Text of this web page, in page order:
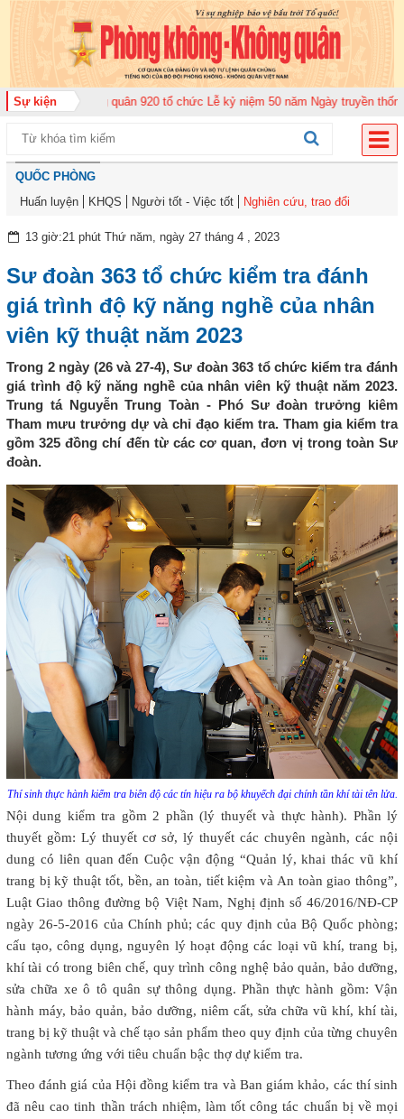
Sự kiện
đoàn Không quân 920 tổ chức Lễ kỷ niệm 50 năm Ngày truyền thống
QUỐC PHÒNG
Huấn luyện
KHQS Người tốt - Việc tốt Nghiên cứu, trao đổi
13 giờ:21 phút Thứ năm, ngày 27 tháng 4 , 2023
Sư đoàn 363 tổ chức kiểm tra đánh
giá trình độ kỹ năng nghề của nhân
viên kỹ thuật năm 2023
Trong 2 ngày (26 và 27-4), Sư đoàn 363 tổ chức kiểm tra đánh
giá trình độ kỹ năng nghề của nhân viên kỹ thuật năm 2023.
Trung tá Nguyễn Trung Toàn - Phó Sư đoàn trưởng kiêm
Tham mưu trưởng dự và chỉ đạo kiểm tra. Tham gia kiểm tra
gồm 325 đồng chí đến từ các cơ quan, đơn vị trong toàn Sư
đoàn.
Thí sinh thực hành kiểm tra biên độ các tín hiệu ra bộ khuyếch đại chính tần khí tài tên lửa.
Nội dung kiểm tra gồm 2 phần (lý thuyết và thực hành). Phần lý
thuyết gồm: Lý thuyết cơ sở, lý thuyết các chuyên ngành, các nội
dung có liên quan đến Cuộc vận động “Quản lý, khai thác vũ khí
trang bị kỹ thuật tốt, bền, an toàn, tiết kiệm và An toàn giao thông”,
Luật Giao thông đường bộ Việt Nam, Nghị định số 46/2016/NĐ-CP
ngày 26-5-2016 của Chính phủ; các quy định của Bộ Quốc phòng;
cấu tạo, công dụng, nguyên lý hoạt động các loại vũ khí, trang bị,
khí tài có trong biên chế, quy trình công nghệ bảo quản, bảo dưỡng,
sửa chữa xe ô tô quân sự thông dụng. Phần thực hành gồm: Vận
hành máy, bảo quản, bảo dưỡng, niêm cất, sửa chữa vũ khí, khí tài,
trang bị kỹ thuật và chế tạo sản phẩm theo quy định của từng chuyên
ngành tương ứng với tiêu chuẩn bậc thợ dự kiểm tra.
Theo đánh giá của Hội đồng kiểm tra và Ban giám khảo, các thí sinh
đã nêu cao tinh thần trách nhiệm, làm tốt công tác chuẩn bị về mọi